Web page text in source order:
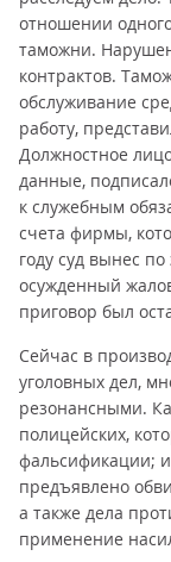
отношении
таможни.
контрактов.
обслуживание
работу,
Должностное
данные,
к служебным
счета фирмы,
году суд вынес
осужденный
приговор был
Сейчас в
уголовных дел,
резонансными.
полицейских,
фальсификации;
предъявлено
а также дела
применение